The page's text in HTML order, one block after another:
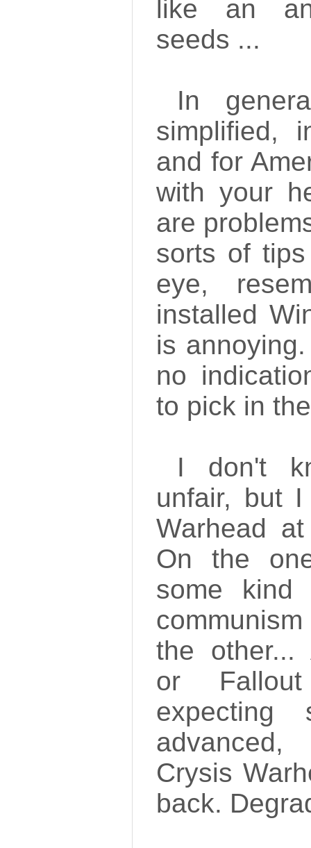
like an
seeds ...
In
simplified,
and for
with your
are
sorts of
eye,
installed
is
no
to pick in
I don't
unfair, but
Warhead
On the
some kind
the other...
or
expecting
Crysis
back.